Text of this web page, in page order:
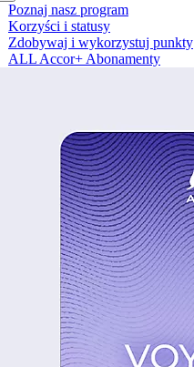
Poznaj nasz program
Korzyści i statusy
Zdobywaj i wykorzystuj punkty
ALL Accor+ Abonamenty